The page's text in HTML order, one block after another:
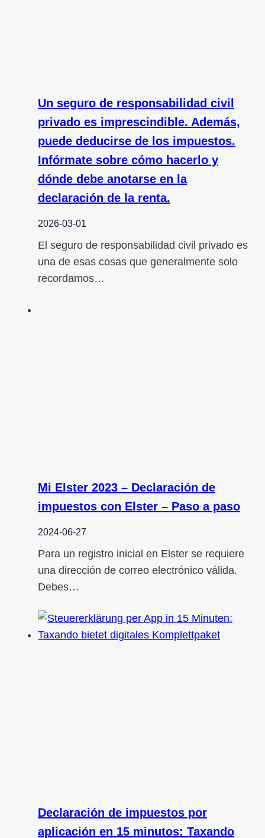
Un seguro de responsabilidad civil
privado es imprescindible. Además,
puede deducirse de los impuestos.
Infórmate sobre cómo hacerlo y
dónde debe anotarse en la
declaración de la renta.
2026-03-01
El seguro de responsabilidad civil privado es
una de esas cosas que generalmente solo
recordamos…
Mi Elster 2023 – Declaración de
impuestos con Elster – Paso a paso
2024-06-27
Para un registro inicial en Elster se requiere
una dirección de correo electrónico válida.
Debes…
Declaración de impuestos por
aplicación en 15 minutos: Taxando